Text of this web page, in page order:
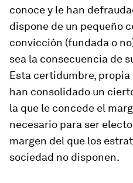
conoce y le han
dispone de un pequeño
convicción (fundada o
sea la consecuencia de
Esta certidumbre,
han consolidado un
la que le concede el
necesario para ser
margen del que los
sociedad no disponen.